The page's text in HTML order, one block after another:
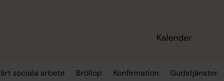
Kalender
sociala arbete Bröllop Konfirmation Gudstjänster